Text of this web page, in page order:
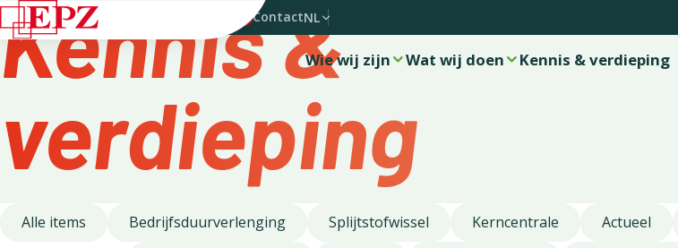
NieuwsFAQ ContactNL
Wie wij zijn Wat wij doen Kennis & verdieping
Kennis &
verdieping
Alle items Bedrijfsduurverlenging Splijtstofwissel Kerncentrale Actueel